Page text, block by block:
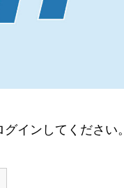
インしてください。